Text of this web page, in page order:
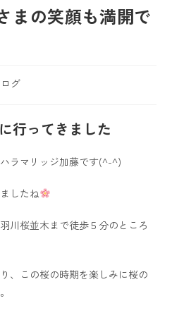
まの笑顔も満開で
グ
行ってきました
ラマリッジ加藤です(^-^)
したね
川桜並木まで徒歩５分のところ
、この桜の時期を楽しみに桜の